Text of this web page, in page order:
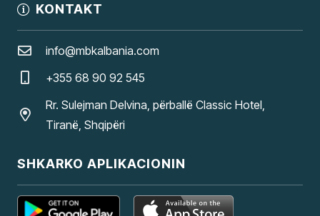
KONTAKT
info@mbkalbania.com
+355 68 90 92 545
Rr. Sulejman Delvina, përballë Classic Hotel,
Tiranë, Shqipëri
SHKARKO APLIKACIONIN